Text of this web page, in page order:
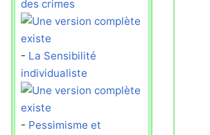
des crimes
- La Sensibilité
individualiste
- Pessimisme et